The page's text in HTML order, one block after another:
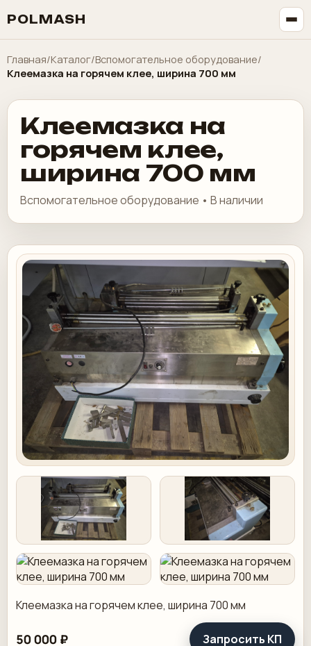
POLMASH
Главная/Каталог/Вспомогательное оборудование/
Клеемазка на горячем клее, ширина 700 мм
Клеемазка на
горячем клее,
ширина 700 мм
Вспомогательное оборудование • В наличии
Клеемазка на горячем клее, ширина 700 мм
50 000 ₽ Запросить КП